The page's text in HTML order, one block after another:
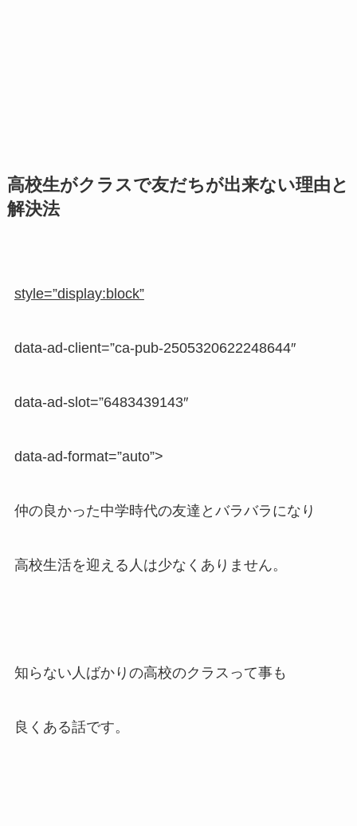
高校生がクラスで友だちが出来ない理由と
解決法
style=”display:block”
data-ad-client=”ca-pub-2505320622248644″
data-ad-slot=”6483439143″
data-ad-format=”auto”>
仲の良かった中学時代の友達とバラバラになり
高校生活を迎える人は少なくありません。
知らない人ばかりの高校のクラスって事も
良くある話です。